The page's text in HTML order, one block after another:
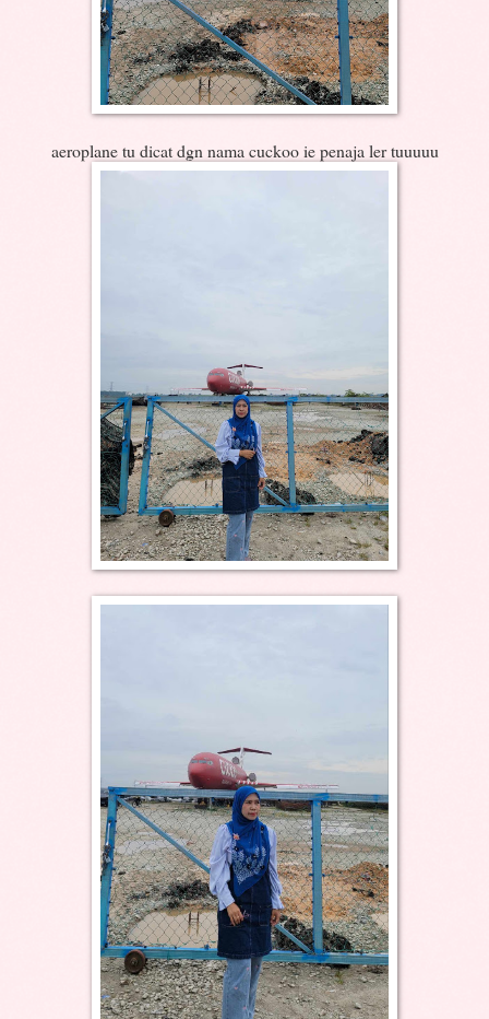
aeroplane tu dicat dgn nama cuckoo ie penaja ler tuuuuu